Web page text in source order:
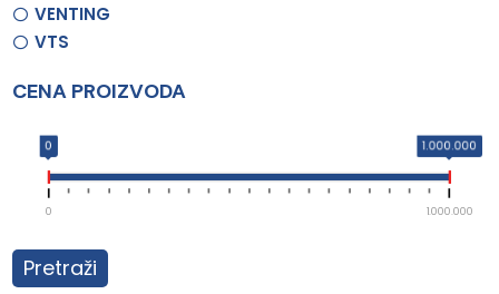
VENTING
VTS
CENA PROIZVODA
0 1.000.000
0 1.000.000
Pretraži